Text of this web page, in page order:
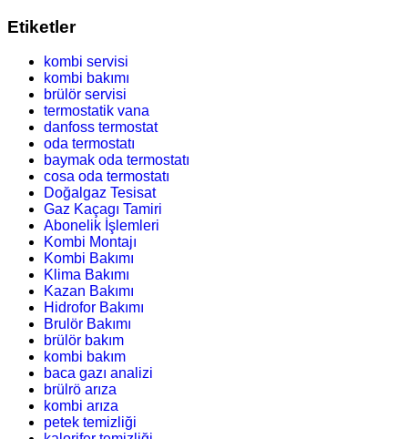
Etiketler
kombi servisi
kombi bakımı
brülör servisi
termostatik vana
danfoss termostat
oda termostatı
baymak oda termostatı
cosa oda termostatı
Doğalgaz Tesisat
Gaz Kaçagı Tamiri
Abonelik İşlemleri
Kombi Montajı
Kombi Bakımı
Klima Bakımı
Kazan Bakımı
Hidrofor Bakımı
Brulör Bakımı
brülör bakım
kombi bakım
baca gazı analizi
brülrö arıza
kombi arıza
petek temizliği